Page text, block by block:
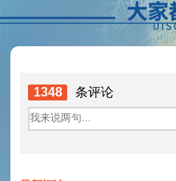
1348 条评论